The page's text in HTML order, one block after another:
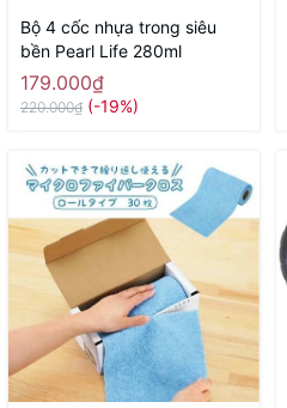
Bộ 4 cốc nhựa trong siêu
bền Pearl Life 280ml
179.000₫
220.000₫ (-19%)